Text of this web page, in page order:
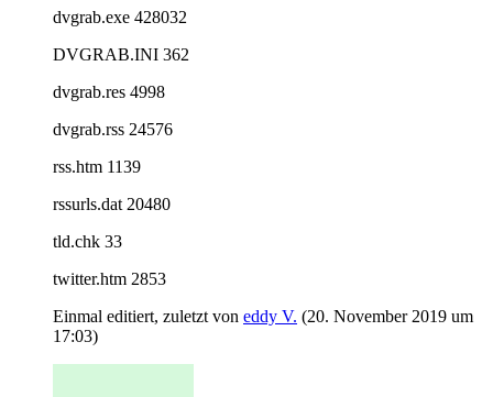
dvgrab.exe 428032
DVGRAB.INI 362
dvgrab.res 4998
dvgrab.rss 24576
rss.htm 1139
rssurls.dat 20480
tld.chk 33
twitter.htm 2853
Einmal editiert, zuletzt von eddy V. (20. November 2019 um
17:03)